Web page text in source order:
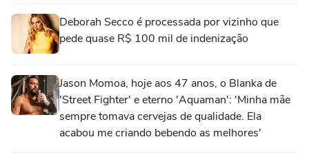
Deborah Secco é processada por vizinho que
pede quase R$ 100 mil de indenização
Jason Momoa, hoje aos 47 anos, o Blanka de
'Street Fighter' e eterno 'Aquaman': 'Minha mãe
sempre tomava cervejas de qualidade. Ela
acabou me criando bebendo as melhores'